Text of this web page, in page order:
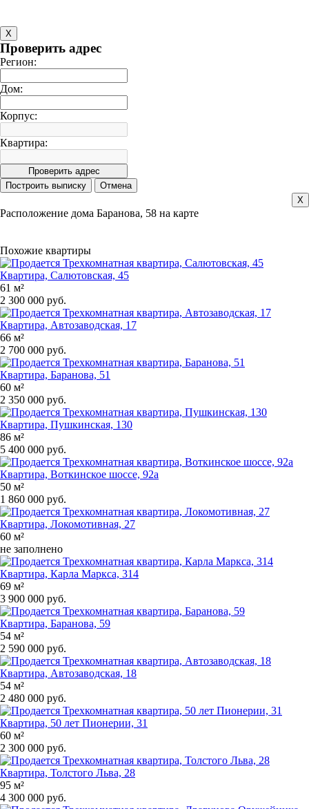
X
Проверить адрес
Регион:
Дом:
Корпус:
Квартира:
X
Расположение дома Баранова, 58 на карте
Похожие квартиры
Квартира, Салютовская, 45
61 м²
2 300 000 руб.
Квартира, Автозаводская, 17
66 м²
2 700 000 руб.
Квартира, Баранова, 51
60 м²
2 350 000 руб.
Квартира, Пушкинская, 130
86 м²
5 400 000 руб.
Квартира, Воткинское шоссе, 92а
50 м²
1 860 000 руб.
Квартира, Локомотивная, 27
60 м²
не заполнено
Квартира, Карла Маркса, 314
69 м²
3 900 000 руб.
Квартира, Баранова, 59
54 м²
2 590 000 руб.
Квартира, Автозаводская, 18
54 м²
2 480 000 руб.
Квартира, 50 лет Пионерии, 31
60 м²
2 300 000 руб.
Квартира, Толстого Льва, 28
95 м²
4 300 000 руб.